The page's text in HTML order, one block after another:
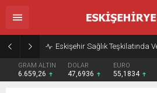
Eskişehir Sağlık Teşkilatında
GRAM ALTIN
6.659,26
DOLAR
47,6936
EURO
55,1834